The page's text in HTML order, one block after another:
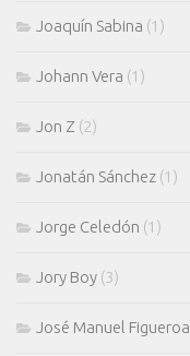
Joaquín Sabina (1)
Johann Vera (1)
Jon Z (2)
Jonatán Sánchez (1)
Jorge Celedón (1)
Jory Boy (3)
José Manuel Figueroa